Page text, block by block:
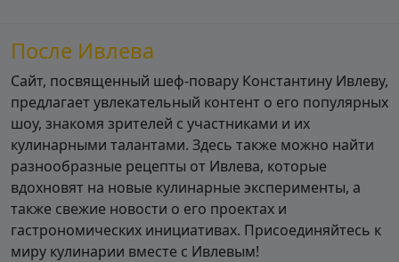
После Ивлева
Сайт, посвященный шеф-повару Константину Ивлеву,
предлагает увлекательный контент о его популярных
шоу, знакомя зрителей с участниками и их
кулинарными талантами. Здесь также можно найти
разнообразные рецепты от Ивлева, которые
вдохновят на новые кулинарные эксперименты, а
также свежие новости о его проектах и
гастрономических инициативах. Присоединяйтесь к
миру кулинарии вместе с Ивлевым!